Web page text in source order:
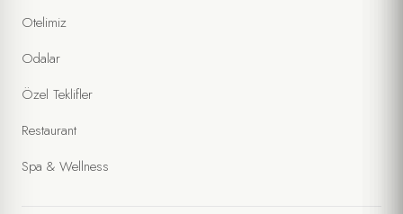
Otelimiz
Odalar
Özel Teklifler
Restaurant
Spa & Wellness